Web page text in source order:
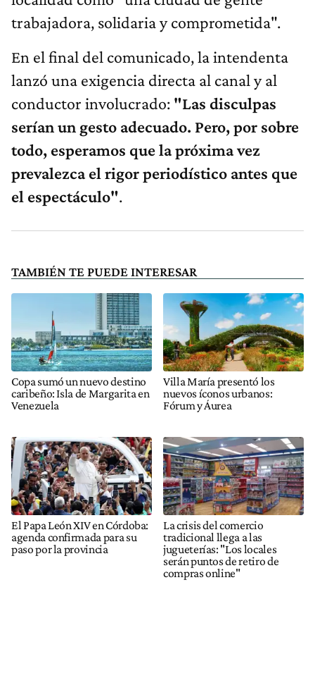
trabajadora, solidaria y comprometida".
En el final del comunicado, la intendenta
lanzó una exigencia directa al canal y al
conductor involucrado: "Las disculpas
serían un gesto adecuado. Pero, por sobre
todo, esperamos que la próxima vez
prevalezca el rigor periodístico antes que
el espectáculo".
TAMBIÉN TE PUEDE INTERESAR
Copa sumó un nuevo destino
caribeño: Isla de Margarita en
Venezuela
Villa María presentó los
nuevos íconos urbanos:
Fórum y Áurea
El Papa León XIV en Córdoba:
agenda confirmada para su
paso por la provincia
La crisis del comercio
tradicional llega a las
jugueterías: "Los locales
serán puntos de retiro de
compras online"